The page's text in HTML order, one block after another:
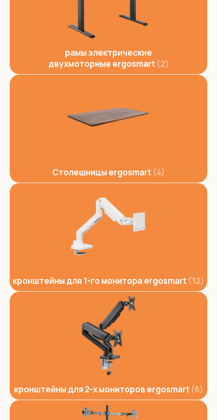
рамы электрические
двухмоторные ergosmart 2
Столешницы ergosmart 4
кронштейны для 1-го монитора ergosmart 12
кронштейны для 2-х мониторов ergosmart 6